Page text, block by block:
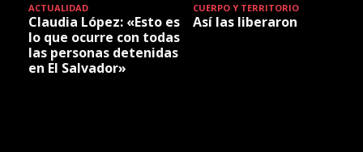
ACTUALIDAD
Claudia López: «Esto es
lo que ocurre con todas
las personas detenidas
en El Salvador»
CUERPO Y TERRITORIO
Así las liberaron